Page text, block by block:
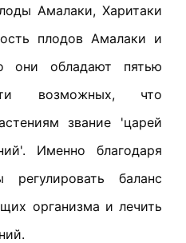
Амалаки, Харитаки
плодов Амалаки и
они обладают пятью
возможных, что
звание 'царей
Именно благодаря
баланс
организма и лечить